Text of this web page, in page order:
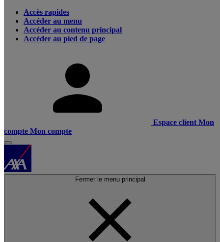
Accès rapides
Accéder au menu
Accéder au contenu principal
Accéder au pied de page
Espace client Mon
compte Mon compte
Fermer le menu principal